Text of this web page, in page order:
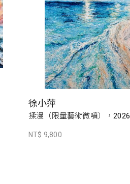
徐小萍
揉漫（限量藝術微噴），2026
NT$ 9,800